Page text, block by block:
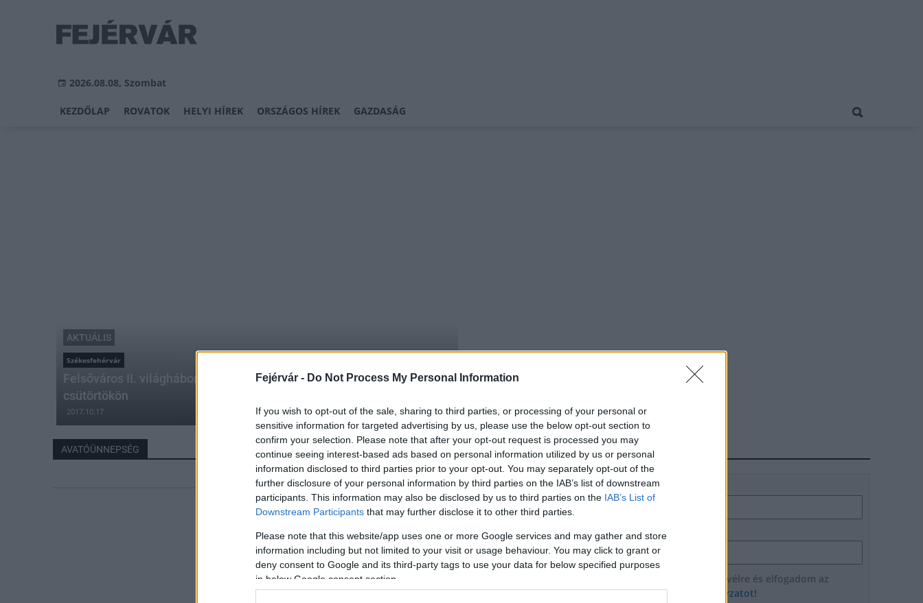
Fejérvár - Do Not Process My Personal Information
If you wish to opt-out of the sale, sharing to third parties, or processing of your personal or
sensitive information for targeted advertising by us, please use the below opt-out section to
confirm your selection. Please note that after your opt-out request is processed you may
continue seeing interest-based ads based on personal information utilized by us or personal
information disclosed to third parties prior to your opt-out. You may separately opt-out of the
further disclosure of your personal information by third parties on the IAB’s list of downstream
participants. This information may also be disclosed by us to third parties on the IAB’s List of
Downstream Participants that may further disclose it to other third parties.
Please note that this website/app uses one or more Google services and may gather and store
information including but not limited to your visit or usage behaviour. You may click to grant or
deny consent to Google and its third-party tags to use your data for below specified purposes
in below Google consent section.
2026.08.08, Szombat
KEZDŐLAP ROVATOK HELYI HÍREK ORSZÁGOS HÍREK GAZDASÁG
AKTUÁLIS
Székesfehérvár
Felsőváros II. világháborús áldozatainak állítanak emlékművet
csütörtökön
2017.10.17
AVATÓÜNNEPSÉG HÍRLEVÉL
Név
E-mail cím
Feliratkozom a hírlevélre és elfogadom az
adatvédelmi szabályzatot!